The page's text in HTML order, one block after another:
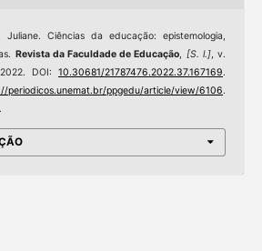
Juliane. Ciências da educação: epistemologia,
Revista da Faculdade de Educação, [S. l.], v.
DOI:10.30681/21787476.2022.37.167169.
periodicos.unemat.br/ppgedu/article/view/6106.